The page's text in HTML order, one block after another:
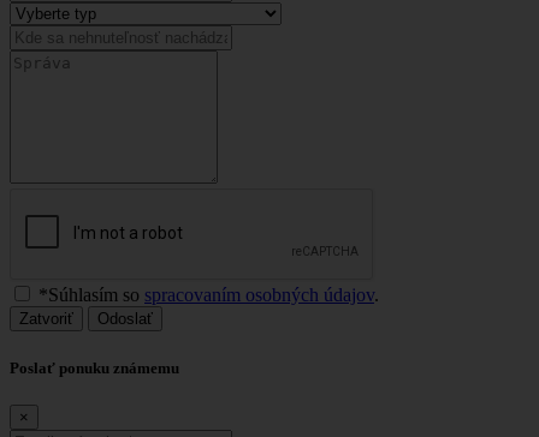
*Súhlasím so spracovaním osobných údajov.
Zatvoriť Odoslať
Poslať ponuku známemu
×